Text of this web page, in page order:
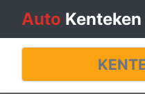
Auto Kenteken